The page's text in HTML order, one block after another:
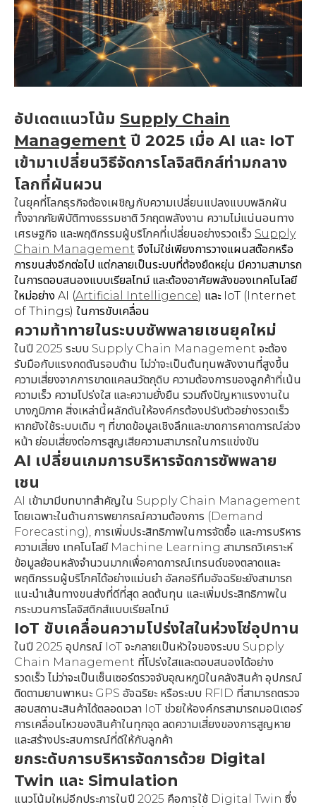
อัปเดตแนวโน้ม Supply Chain
Management ปี 2025 เมื่อ AI และ IoT
เข้ามาเปลี่ยนวิธีจัดการโลจิสติกส์ท่ามกลาง
โลกที่ผันผวน
ในยุคที่โลกธุรกิจต้องเผชิญกับความเปลี่ยนแปลงแบบพลิกผัน
ทั้งจากภัยพิบัติทางธรรมชาติ วิกฤตพลังงาน ความไม่แน่นอนทาง
เศรษฐกิจ และพฤติกรรมผู้บริโภคที่เปลี่ยนอย่างรวดเร็ว Supply
Chain Management จึงไม่ใช่เพียงการวางแผนสต๊อกหรือ
การขนส่งอีกต่อไป แต่กลายเป็นระบบที่ต้องยืดหยุ่น มีความสามารถ
ในการตอบสนองแบบเรียลไทม์ และต้องอาศัยพลังของเทคโนโลยี
ใหม่อย่าง AI (Artificial Intelligence) และ IoT (Internet
of Things) ในการขับเคลื่อน
ความท้าทายในระบบซัพพลายเชนยุคใหม่
ในปี 2025 ระบบ Supply Chain Management จะต้อง
รับมือกับแรงกดดันรอบด้าน ไม่ว่าจะเป็นต้นทุนพลังงานที่สูงขึ้น
ความเสี่ยงจากการขาดแคลนวัตถุดิบ ความต้องการของลูกค้าที่เน้น
ความเร็ว ความโปร่งใส และความยั่งยืน รวมถึงปัญหาแรงงานใน
บางภูมิภาค สิ่งเหล่านี้ผลักดันให้องค์กรต้องปรับตัวอย่างรวดเร็ว
หากยังใช้ระบบเดิม ๆ ที่ขาดข้อมูลเชิงลึกและขาดการคาดการณ์ล่วง
หน้า ย่อมเสี่ยงต่อการสูญเสียความสามารถในการแข่งขัน
AI เปลี่ยนเกมการบริหารจัดการซัพพลาย
เชน
AI เข้ามามีบทบาทสำคัญใน Supply Chain Management
โดยเฉพาะในด้านการพยากรณ์ความต้องการ (Demand
Forecasting), การเพิ่มประสิทธิภาพในการจัดซื้อ และการบริหาร
ความเสี่ยง เทคโนโลยี Machine Learning สามารถวิเคราะห์
ข้อมูลย้อนหลังจำนวนมากเพื่อคาดการณ์เทรนด์ของตลาดและ
พฤติกรรมผู้บริโภคได้อย่างแม่นยำ อัลกอริทึมอัจฉริยะยังสามารถ
แนะนำเส้นทางขนส่งที่ดีที่สุด ลดต้นทุน และเพิ่มประสิทธิภาพใน
กระบวนการโลจิสติกส์แบบเรียลไทม์
IoT ขับเคลื่อนความโปร่งใสในห่วงโซ่อุปทาน
ในปี 2025 อุปกรณ์ IoT จะกลายเป็นหัวใจของระบบ Supply
Chain Management ที่โปร่งใสและตอบสนองได้อย่าง
รวดเร็ว ไม่ว่าจะเป็นเซ็นเซอร์ตรวจจับอุณหภูมิในคลังสินค้า อุปกรณ์
ติดตามยานพาหนะ GPS อัจฉริยะ หรือระบบ RFID ที่สามารถตรวจ
สอบสถานะสินค้าได้ตลอดเวลา IoT ช่วยให้องค์กรสามารถมอนิเตอร์
การเคลื่อนไหวของสินค้าในทุกจุด ลดความเสี่ยงของการสูญหาย
และสร้างประสบการณ์ที่ดีให้กับลูกค้า
ยกระดับการบริหารจัดการด้วย Digital
Twin และ Simulation
แนวโน้มใหม่อีกประการในปี 2025 คือการใช้ Digital Twin ซึ่ง